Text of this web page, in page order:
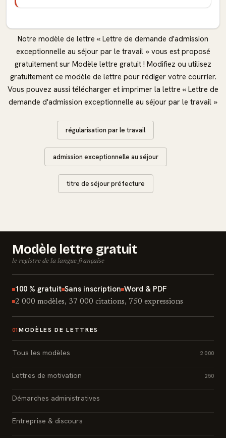
Notre modèle de lettre « Lettre de demande d'admission
exceptionnelle au séjour par le travail » vous est proposé
gratuitement sur Modèle lettre gratuit ! Modifiez ou utilisez
gratuitement ce modèle de lettre pour rédiger votre courrier.
Vous pouvez aussi télécharger et imprimer la lettre « Lettre de
demande d'admission exceptionnelle au séjour par le travail »
régularisation par le travail
admission exceptionnelle au séjour
titre de séjour préfecture
Modèle lettre gratuit
le registre de la langue française
100 % gratuit Sans inscription Word & PDF
2 000 modèles, 37 000 citations, 750 expressions
01 MODÈLES DE LETTRES
Tous les modèles 2 000
Lettres de motivation 250
Démarches administratives
Entreprise & discours